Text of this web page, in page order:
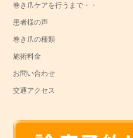
巻き爪ケアを行うまで・・
患者様の声
巻き爪の種類
施術料金
お問い合わせ
交通アクセス